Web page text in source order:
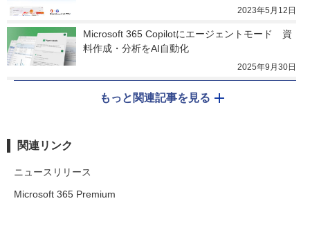
2023年5月12日
Microsoft 365 Copilotにエージェントモード　資
料作成・分析をAI自動化
2025年9月30日
もっと関連記事を見る
関連リンク
ニュースリリース
Microsoft 365 Premium